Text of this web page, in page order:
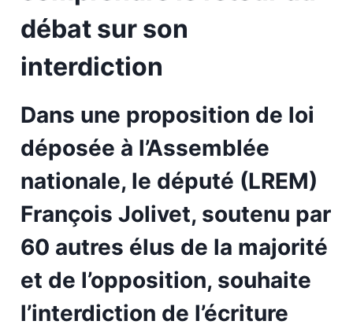
débat sur son
interdiction
Dans une proposition de loi
déposée à l’Assemblée
nationale, le député (LREM)
François Jolivet, soutenu par
60 autres élus de la majorité
et de l’opposition, souhaite
l’interdiction de l’écriture